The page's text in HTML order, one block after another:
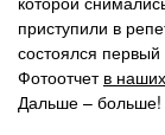
приступили в
состоялся
Фотоотчет в
Дальше – больше!